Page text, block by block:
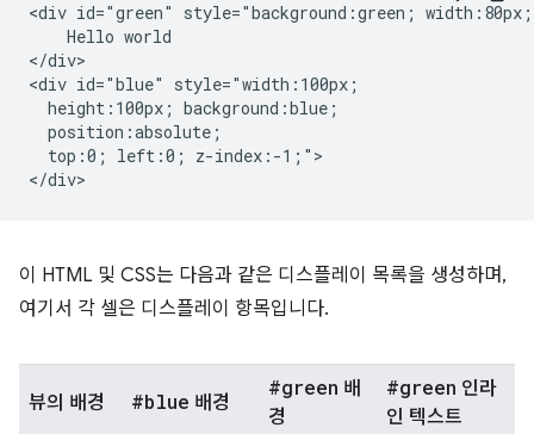
<div id="green" style="background:green;
    Hello world
</div>
<div id="blue" style="width:100px;
  height:100px; background:blue;
  position:absolute;
  top:0; left:0; z-index:-1;">
이 HTML 및 CSS는 다음과 같은 디스플레이 목록을 생성하며,
여기서 각 셀은 디스플레이 항목입니다.
뷰의 배경 #blue 배경
#green 배
경
#green 인라
인 텍스트